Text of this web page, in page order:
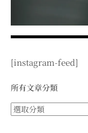
[instagram-feed]
所有文章分類
所